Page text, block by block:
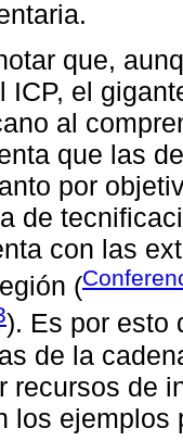
que,
ICP, el
al
que las
por
de
con las
(
). Es por esto
de la
recursos de
los ejemplos